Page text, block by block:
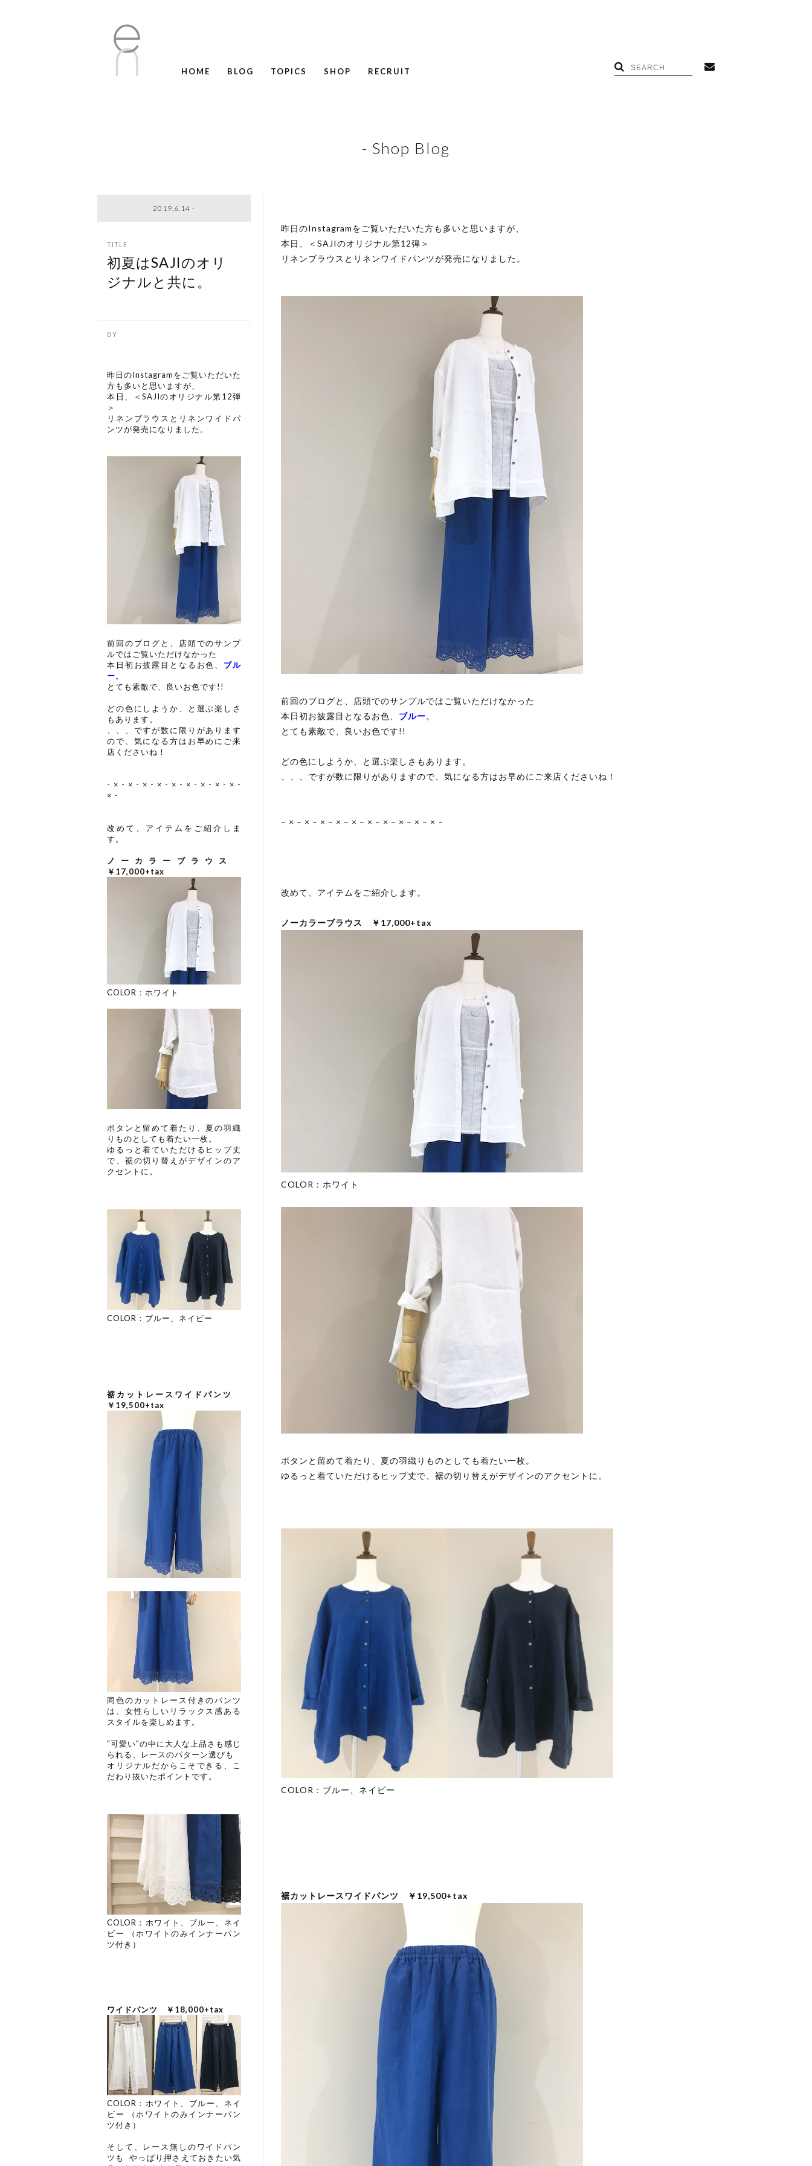
HOME BLOG
TOPICS
SHOP RECRUIT
- Shop Blog
2019.6.14 -
初夏はSAJIのオリ
ジナルと共に。
昨日のInstagramをご覧いただいた方も多いと思いますが、
本日、＜SAJIのオリジナル第12弾＞
リネンブラウスとリネンワイドパンツが発売になりました。
前回のブログと、店頭でのサンプルではご覧いただけなかった
本日初お披露目となるお色、 ブルー。
とても素敵で、良いお色です!!
どの色にしようか、と選ぶ楽しさもあります。
、、、ですが数に限りがありますので、気になる方はお早めにご来店くださいね！
– × – × – × – × – × – × – × – × – × – × –
改めて、アイテムをご紹介します。
ノーカラーブラウス ￥17,000+tax
COLOR：ホワイト
ボタンと留めて着たり、夏の羽織りものとしても着たい一枚。
ゆるっと着ていただけるヒップ丈で、裾の切り替えがデザインのアクセントに。
COLOR：ブルー、ネイビー
裾カットレースワイドパンツ ￥19,500+tax
昨日のInstagramをご覧いただいた
方も多いと思いますが、
本日、＜SAJIのオリジナル第12弾
＞
リネンブラウスとリネンワイドパ
ンツが発売になりました。
前回のブログと、店頭でのサンプ
ルではご覧いただけなかった
本日初お披露目となるお色、 ブル
ー。
とても素敵で、良いお色です!!
どの色にしようか、と選ぶ楽しさ
もあります。
、、、ですが数に限りがあります
ので、気になる方はお早めにご来
店くださいね！
- × - × - × - × - × - × - × - × - × -
× -
改めて、アイテムをご紹介しま
す。
ノーカラーブラウス
￥17,000+tax
COLOR：ホワイト
ボタンと留めて着たり、夏の羽織
りものとしても着たい一枚。
ゆるっと着ていただけるヒップ丈
で、裾の切り替えがデザインのア
クセントに。
COLOR：ブルー、ネイビー
裾カットレースワイドパンツ
￥19,500+tax
同色のカットレース付きのパンツ
は、女性らしいリラックス感ある
スタイルを楽しめます。
"可愛い"の中に大人な上品さも感じ
られる、レースのパターン選びも
オリジナルだからこそできる、こ
だわり抜いたポイントです。
COLOR：ホワイト、ブルー、ネイ
ビー
（ホワイトのみインナーパン
ツ付き）
ワイドパンツ ￥18,000+tax
COLOR：ホワイト、ブルー、ネイ
ビー
（ホワイトのみインナーパン
ツ付き）
そして、レース無しのワイドパン
ツも やっぱり押さえておきたい気